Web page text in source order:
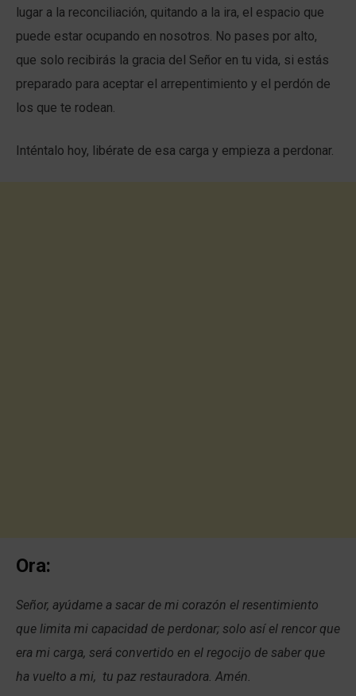
lugar a la reconciliación, quitando a la ira, el espacio que
puede estar ocupando en nosotros. No pases por alto,
que solo recibirás la gracia del Señor en tu vida, si estás
preparado para aceptar el arrepentimiento y el perdón de
los que te rodean.
Inténtalo hoy, libérate de esa carga y empieza a perdonar.
Ora:
Señor, ayúdame a sacar de mi corazón el resentimiento
que limita mi capacidad de perdonar; solo así el rencor que
era mi carga, será convertido en el regocijo de saber que
ha vuelto a mi, tu paz restauradora. Amén.